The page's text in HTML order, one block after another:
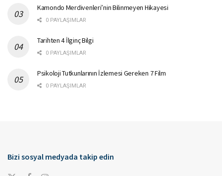
Kamondo Merdivenleri’nin Bilinmeyen Hikayesi
0 PAYLAŞIMLAR
Tarihten 4 İlginç Bilgi
0 PAYLAŞIMLAR
Psikoloji Tutkunlarının İzlemesi Gereken 7 Film
0 PAYLAŞIMLAR
Bizi sosyal medyada takip edin